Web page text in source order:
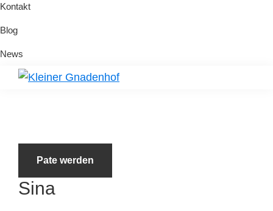
Kontakt
Blog
News
Pate werden
Sina